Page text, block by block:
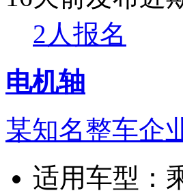
2人报名
电机轴
某知名整车企
适用车型：